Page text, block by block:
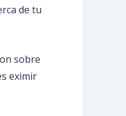
de tu
sobre
eximir